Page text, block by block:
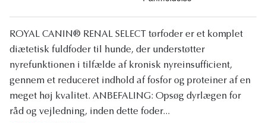
ROYAL CANIN® RENAL SELECT tørfoder er et komplet
diætetisk fuldfoder til hunde, der understøtter
nyrefunktionen i tilfælde af kronisk nyreinsufficient,
gennem et reduceret indhold af fosfor og proteiner af en
meget høj kvalitet. ANBEFALING: Opsøg dyrlægen for
råd og vejledning, inden dette foder...